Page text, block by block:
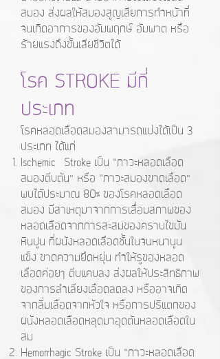
สมอง ส่งผลให้สมองสูญเสียการทำหน้าที่
จนเกิดอาการของอัมพฤกษ์ อัมพาต หรือ
ร้ายแรงถึงขั้นเสียชีวิตได้
โรค STROKE มีกี่
ประเภท
โรคหลอดเลือดสมองสามารถแบ่งได้เป็น 3
ประเภท ได้แก่
Ischemic Stroke เป็น “ภาวะหลอดเลือด
สมองตีบตัน” หรือ “ภาวะสมองขาดเลือด”
พบได้ประมาณ 80% ของโรคหลอดเลือด
สมอง มีสาเหตุมาจากการเสื่อมสภาพของ
หลอดเลือดจากการสะสมของคราบไขมัน
หินปูน ที่ผนังหลอดเลือดชั้นในจนหนานูน
แข็ง ขาดความยืดหยุ่น ทำให้รูของหลอด
เลือดค่อยๆ ตีบแคบลง ส่งผลให้ประสิทธิภาพ
ของการลำเลียงเลือดลดลง หรืออาจเกิด
จากลิ่มเลือดจากหัวใจ หรือการปริแตกของ
ผนังหลอดเลือดหลุดมาอุดตันหลอดเลือดใน
สม
Hemorrhagic Stroke เป็น “ภาวะหลอดเลือด